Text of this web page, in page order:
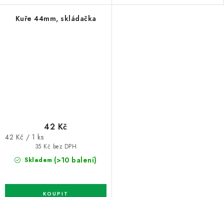
Kuře 44mm, skládačka
Skladem (>10 balení)
35 Kč bez DPH
42 Kč
Měrná
42 Kč / 1 ks